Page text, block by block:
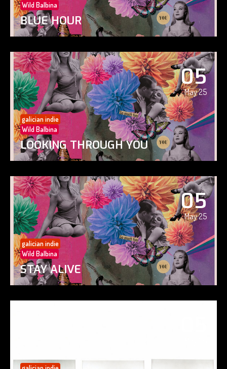
Wild Balbina
BLUE HOUR
05
May 25
galician indie
Wild Balbina
LOOKING THROUGH YOU
05
May 25
galician indie
Wild Balbina
STAY ALIVE